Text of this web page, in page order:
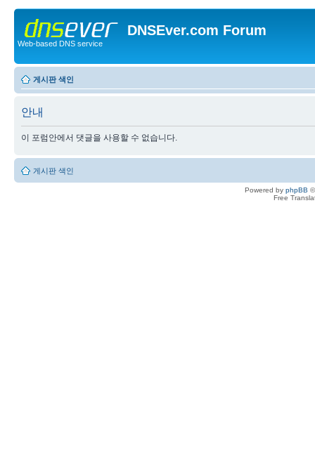
DNSEver.com Forum
Web-based DNS service
게시판 색인
안내
이 포럼안에서 댓글을 사용할 수 없습니다.
게시판 색인
Powered by phpBB
Free